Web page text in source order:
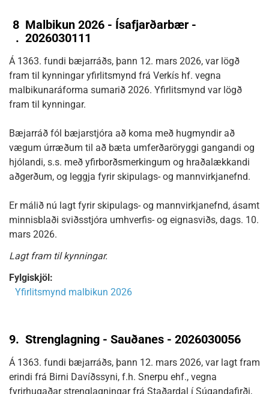
8
.
Malbikun 2026 - Ísafjarðarbær -
2026030111
Á 1363. fundi bæjarráðs, þann 12. mars 2026, var lögð
fram til kynningar yfirlitsmynd frá Verkís hf. vegna
malbikunaráforma sumarið 2026. Yfirlitsmynd var lögð
fram til kynningar.
Bæjarráð fól bæjarstjóra að koma með hugmyndir að
vægum úrræðum til að bæta umferðaröryggi gangandi og
hjólandi, s.s. með yfirborðsmerkingum og hraðalækkandi
aðgerðum, og leggja fyrir skipulags- og mannvirkjanefnd.
Er málið nú lagt fyrir skipulags- og mannvirkjanefnd, ásamt
minnisblaði sviðsstjóra umhverfis- og eignasviðs, dags. 10.
mars 2026.
Lagt fram til kynningar.
Fylgiskjöl:
Yfirlitsmynd malbikun 2026
9. Strenglagning - Sauðanes - 2026030056
Á 1363. fundi bæjarráðs, þann 12. mars 2026, var lagt fram
erindi frá Birni Davíðssyni, f.h. Snerpu ehf., vegna
fyrirhugaðar strenglagningar frá Staðardal í Súgandafirði,